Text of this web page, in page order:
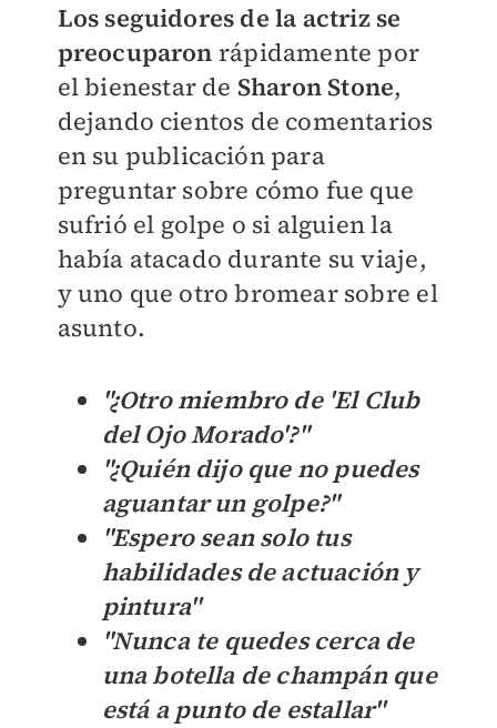
Los seguidores de la actriz se
preocuparon rápidamente por
el bienestar de Sharon Stone,
dejando cientos de comentarios
en su publicación para
preguntar sobre cómo fue que
sufrió el golpe o si alguien la
había atacado durante su viaje,
y uno que otro bromear sobre el
asunto.
"¿Otro miembro de 'El Club
del Ojo Morado'?"
"¿Quién dijo que no puedes
aguantar un golpe?"
"Espero sean solo tus
habilidades de actuación y
pintura''
"Nunca te quedes cerca de
una botella de champán que
está a punto de estallar''